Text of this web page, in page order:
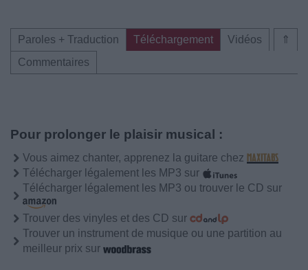
⇑
Paroles + Traduction Téléchargement
Vidéos
Commentaires
Pour prolonger le plaisir musical :
Vous aimez chanter, apprenez la guitare chez
Télécharger légalement les MP3 sur
Télécharger légalement les MP3 ou trouver le CD sur
Trouver des vinyles et des CD sur
Trouver un instrument de musique ou une partition au
meilleur prix sur